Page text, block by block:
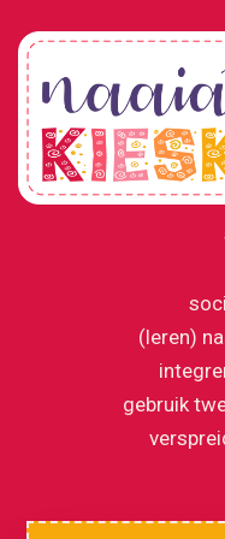
(leren)
gebruik